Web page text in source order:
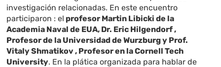
investigación relacionadas. En este encuentro
participaron : el profesor Martin Libicki de la
Academia Naval de EUA, Dr. Eric Hilgendorf ,
Profesor de la Universidad de Wurzburg y Prof.
Vitaly Shmatikov , Profesor en la Cornell Tech
University. En la plática organizada para hablar de